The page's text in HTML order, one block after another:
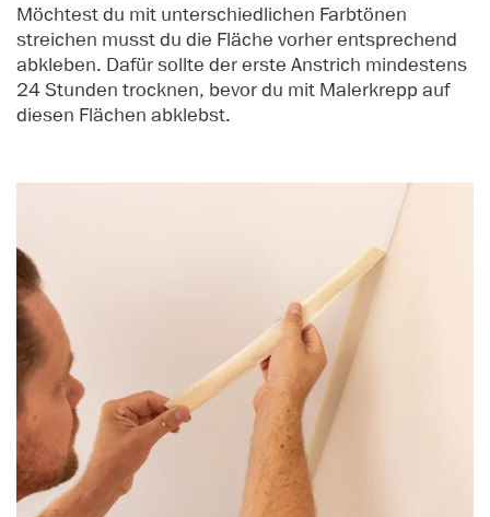
Möchtest du mit unterschiedlichen Farbtönen
streichen musst du die Fläche vorher entsprechend
abkleben. Dafür sollte der erste Anstrich mindestens
24 Stunden trocknen, bevor du mit Malerkrepp auf
diesen Flächen abklebst.